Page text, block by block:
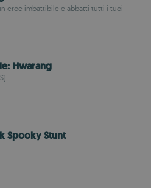
eroe imbattibile e abbatti tutti i tuoi
Hwarang
Spooky Stunt